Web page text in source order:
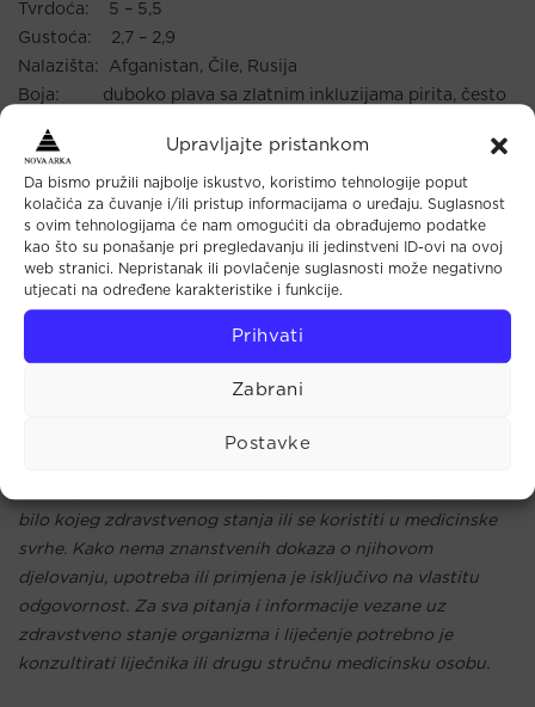
Upravljajte pristankom
Da bismo pružili najbolje iskustvo, koristimo tehnologije poput
kolačića za čuvanje i/ili pristup informacijama o uređaju. Suglasnost
s ovim tehnologijama će nam omogućiti da obrađujemo podatke
kao što su ponašanje pri pregledavanju ili jedinstveni ID-ovi na ovoj
web stranici. Nepristanak ili povlačenje suglasnosti može negativno
utjecati na određene karakteristike i funkcije.
Prihvati
Zabrani
Postavke
Tvrdoća: 5 – 5,5
Gustoća: 2,7 – 2,9
Nalazišta: Afganistan, Čile, Rusija
Boja: duboko plava sa zlatnim inkluzijama pirita, često
Zodijak: Strijelac, Vaga
Čakra: Treće oko, Grlena, Srčana
Planet: Jupiter
Element: zrak
Drago i poludrago kamenje, kristale i minerale ljudi koriste
minerala, dragog i poludragog kamenja, kao i proizvoda koji
bilo kojeg zdravstvenog stanja ili se koristiti u medicinske
svrhe. Kako nema znanstvenih dokaza o njihovom
djelovanju, upotreba ili primjena je isključivo na vlastitu
odgovornost. Za sva pitanja i informacije vezane uz
zdravstveno stanje organizma i liječenje potrebno je
konzultirati liječnika ili drugu stručnu medicinsku osobu.